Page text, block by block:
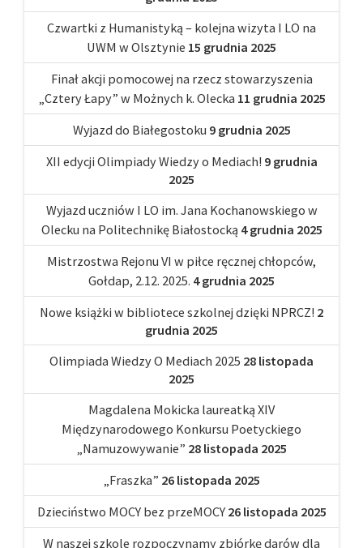
Czwartki z Humanistyką – kolejna wizyta I LO na
UWM w Olsztynie 15 grudnia 2025
Finał akcji pomocowej na rzecz stowarzyszenia
„Cztery Łapy” w Możnych k. Olecka 11 grudnia 2025
Wyjazd do Białegostoku 9 grudnia 2025
XII edycji Olimpiady Wiedzy o Mediach! 9 grudnia
2025
Wyjazd uczniów I LO im. Jana Kochanowskiego w
Olecku na Politechnikę Białostocką 4 grudnia 2025
Mistrzostwa Rejonu VI w piłce ręcznej chłopców,
Gołdap, 2.12. 2025. 4 grudnia 2025
Nowe książki w bibliotece szkolnej dzięki NPRCZ! 2
grudnia 2025
Olimpiada Wiedzy O Mediach 2025 28 listopada
2025
Magdalena Mokicka laureatką XIV
Międzynarodowego Konkursu Poetyckiego
„Namuzowywanie” 28 listopada 2025
„Fraszka” 26 listopada 2025
Dzieciństwo MOCY bez przeMOCY 26 listopada 2025
W naszej szkole rozpoczynamy zbiórkę darów dla